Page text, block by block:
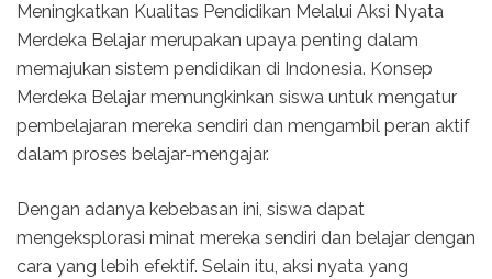
Meningkatkan Kualitas Pendidikan Melalui Aksi Nyata
Merdeka Belajar merupakan upaya penting dalam
memajukan sistem pendidikan di Indonesia. Konsep
Merdeka Belajar memungkinkan siswa untuk mengatur
pembelajaran mereka sendiri dan mengambil peran aktif
dalam proses belajar-mengajar.
Dengan adanya kebebasan ini, siswa dapat
mengeksplorasi minat mereka sendiri dan belajar dengan
cara yang lebih efektif. Selain itu, aksi nyata yang